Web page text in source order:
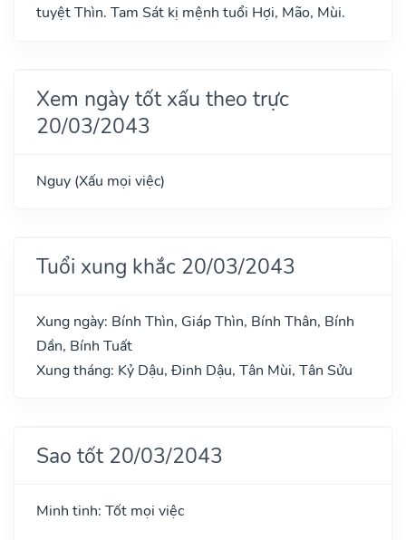
tuyệt Thìn. Tam Sát kị mệnh tuổi Hợi, Mão, Mùi.
Xem ngày tốt xấu theo trực
20/03/2043
Nguy (Xấu mọi việc)
Tuổi xung khắc 20/03/2043
Xung ngày: Bính Thìn, Giáp Thìn, Bính Thân, Bính
Dần, Bính Tuất
Xung tháng: Kỷ Dậu, Đinh Dậu, Tân Mùi, Tân Sửu
Sao tốt 20/03/2043
Minh tinh: Tốt mọi việc